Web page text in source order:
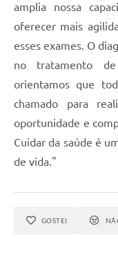
amplia nossa
oferecer mais
esses exames. O
no tratamento
orientamos que
chamado para
oportunidade e
Cuidar da saúde é
de vida."
GOSTEI